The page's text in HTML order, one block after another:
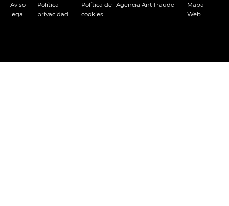
Aviso
legal
Política
privacidad
Política de
cookies
Agencia Antifraude
Mapa
Web